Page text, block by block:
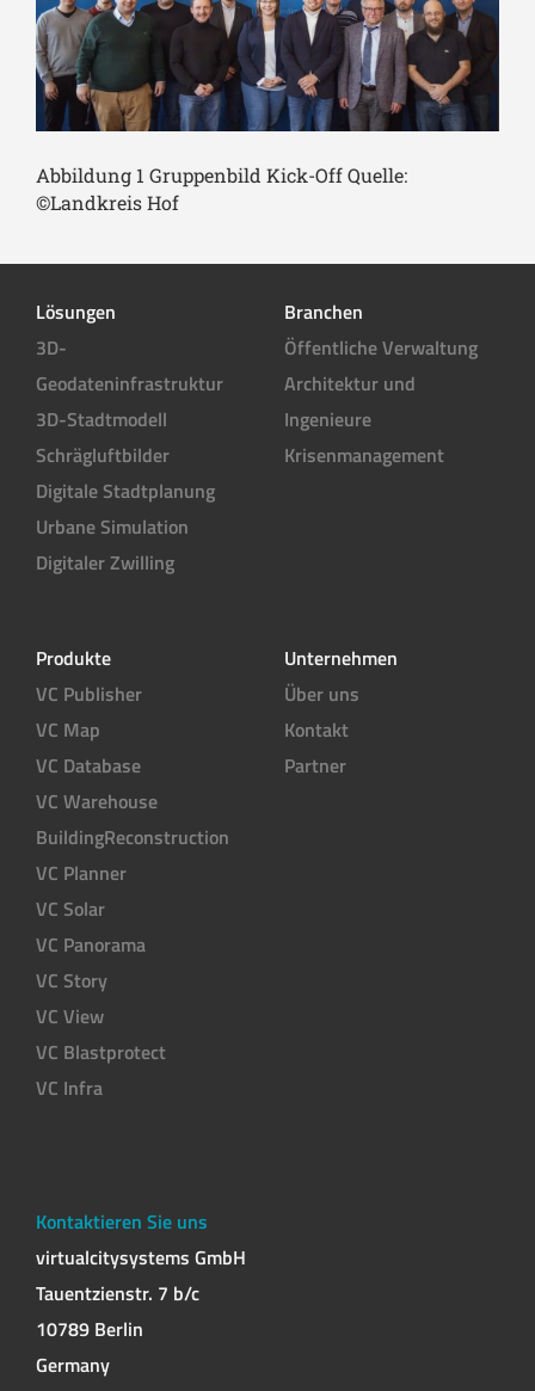
Abbildung 1 Gruppenbild Kick-Off Quelle:
©Landkreis Hof
Lösungen
3D-
Geodateninfrastruktur
3D-Stadtmodell
Schrägluftbilder
Digitale Stadtplanung
Urbane Simulation
Digitaler Zwilling
Branchen
Öffentliche Verwaltung
Architektur und
Ingenieure
Krisenmanagement
Produkte
VC Publisher
VC Map
VC Database
VC Warehouse
BuildingReconstruction
VC Planner
VC Solar
VC Panorama
VC Story
VC View
VC Blastprotect
VC Infra
Unternehmen
Über uns
Kontakt
Partner
Kontaktieren Sie uns
virtualcitysystems GmbH
Tauentzienstr. 7 b/c
10789 Berlin
Germany